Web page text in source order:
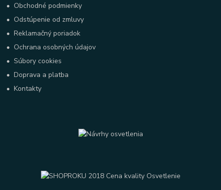
• Obchodné podmienky
• Odstúpenie od zmluvy
•Reklamačný poriadok
• Ochrana osobných údajov
•Súbory cookies
•Doprava a platba
•Kontakty